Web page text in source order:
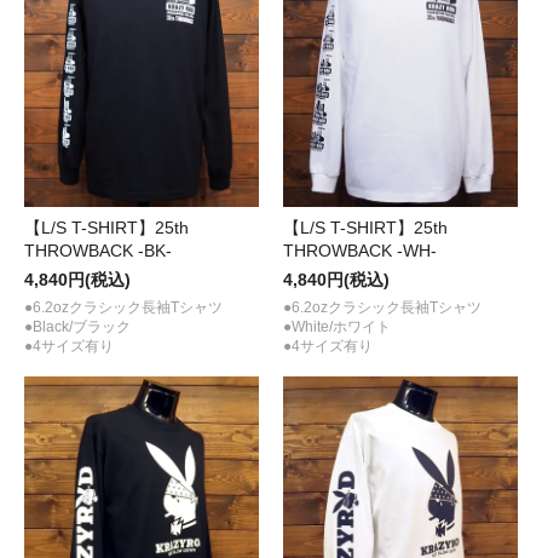
【L/S T-SHIRT】25th
THROWBACK -BK-
4,840円(税込)
●6.2ozクラシック長袖Tシャツ
●Black/ブラック
●4サイズ有り
【L/S T-SHIRT】25th
THROWBACK -WH-
4,840円(税込)
●6.2ozクラシック長袖Tシャツ
●White/ホワイト
●4サイズ有り